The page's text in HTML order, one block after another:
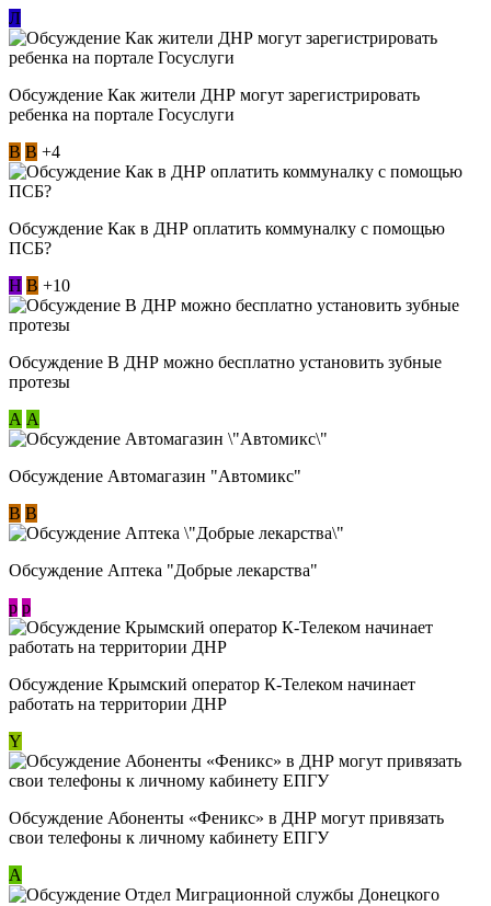
Л
Обсуждение Как жители ДНР могут зарегистрировать
ребенка на портале Госуслуги
В В +4
Обсуждение Как в ДНР оплатить коммуналку с помощью
ПСБ?
Н В +10
Обсуждение В ДНР можно бесплатно установить зубные
протезы
А А
Обсуждение Автомагазин "Автомикс"
В В
Обсуждение Аптека "Добрые лекарства"
p p
Обсуждение Крымский оператор К-Телеком начинает
работать на территории ДНР
Y
Обсуждение ​Абоненты «Феникс» в ДНР могут привязать
свои телефоны к личному кабинету ЕПГУ
А